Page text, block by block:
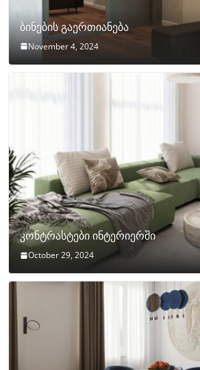
ბინების გაერთიანება
November 4, 2024
კონტრასტები ინტერიერში
October 29, 2024